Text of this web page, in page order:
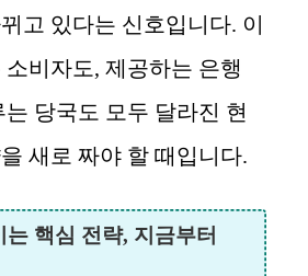
고 있다는 신호입니다. 이
비자도, 제공하는 은행
는 당국도 모두 달라진 현
새로 짜야 할 때입니다.
핵심 전략, 지금부터